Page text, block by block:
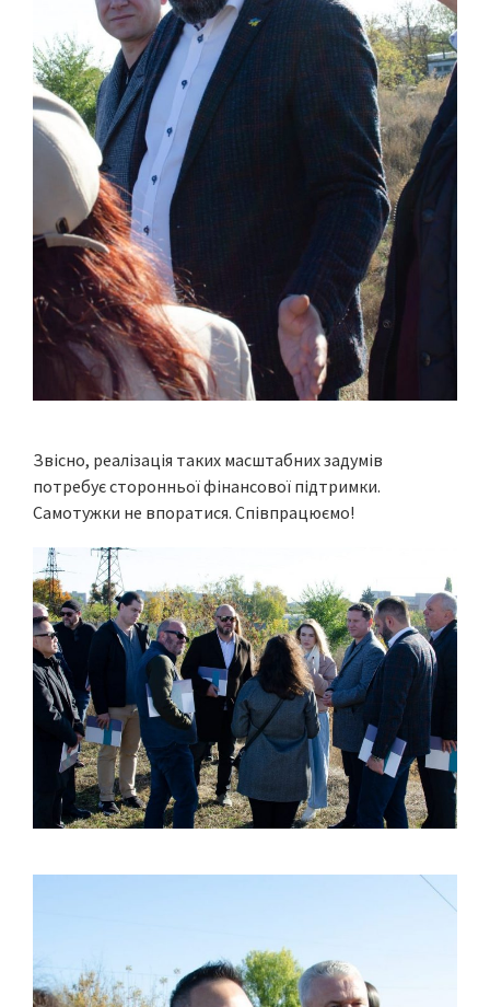
Звісно, реалізація таких масштабних задумів
потребує сторонньої фінансової підтримки.
Самотужки не впоратися. Співпрацюємо!